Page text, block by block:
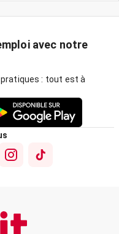
avec notre
: tout est à